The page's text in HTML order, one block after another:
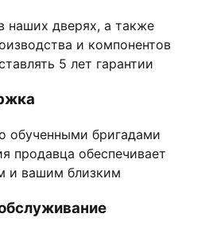
наших дверях, а также
и компонентов
5 лет гарантии
обученными бригадами
продавца обеспечивает
и вашим близким